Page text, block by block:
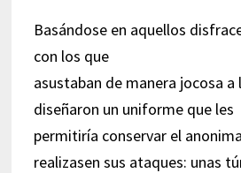
Basándose en aquellos
con los que
asustaban de manera jocosa a
diseñaron un uniforme que les
permitiría conservar el
realizasen sus ataques: unas